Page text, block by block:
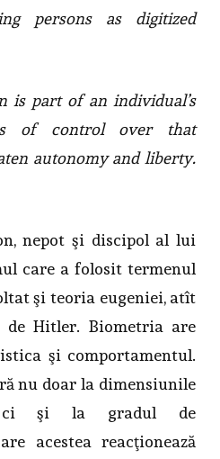
persons as digitized
is part of an individual’s
of control over that
autonomy and liberty.
nepot şi discipol al lui
care a folosit termenul
şi teoria eugeniei, atît
de Hitler. Biometria are
şi comportamentul.
nu doar la dimensiunile
ci şi la gradul de
acestea reacţionează